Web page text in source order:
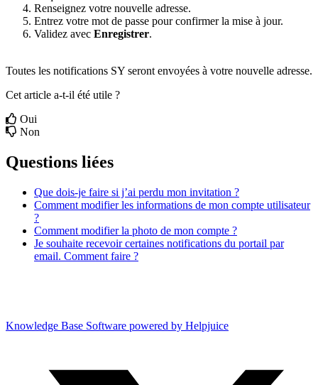
Renseignez votre nouvelle adresse.
Entrez votre mot de passe pour confirmer la mise à jour.
Validez avec Enregistrer.
Toutes les notifications SY seront envoyées à votre nouvelle adresse.
Cet article a-t-il été utile ?
Oui
Non
Questions liées
Que dois-je faire si j’ai perdu mon invitation ?
Comment modifier les informations de mon compte utilisateur
?
Comment modifier la photo de mon compte ?
Je souhaite recevoir certaines notifications du portail par
email. Comment faire ?
Knowledge Base Software powered by Helpjuice